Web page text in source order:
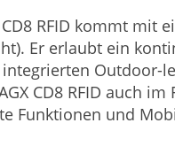
CD8 RFID kommt mit
Er erlaubt ein
Outdoor-
CD8 RFID auch
Funktionen und